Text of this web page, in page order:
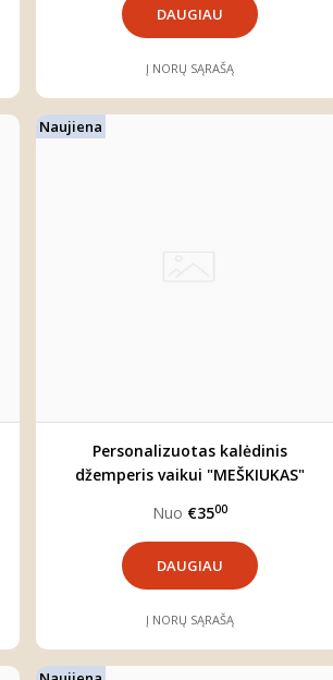
DAUGIAU
Į NORŲ SĄRAŠĄ
Naujiena
Personalizuotas kalėdinis
džemperis vaikui "MEŠKIUKAS"
Nuo €3500
DAUGIAU
Į NORŲ SĄRAŠĄ